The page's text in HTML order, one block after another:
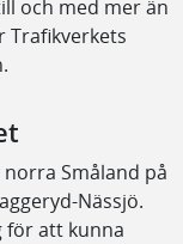
och med mer än
Trafikverkets
Småland på
Nässjö.
att kunna